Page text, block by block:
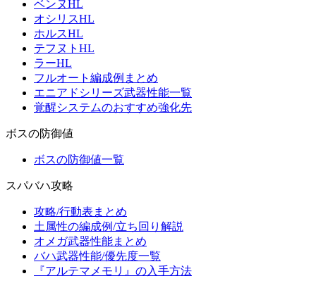
ベンヌHL
オシリスHL
ホルスHL
テフヌトHL
ラーHL
フルオート編成例まとめ
エニアドシリーズ武器性能一覧
覚醒システムのおすすめ強化先
ボスの防御値
ボスの防御値一覧
スパバハ攻略
攻略/行動表まとめ
土属性の編成例/立ち回り解説
オメガ武器性能まとめ
バハ武器性能/優先度一覧
『アルテマメモリ』の入手方法